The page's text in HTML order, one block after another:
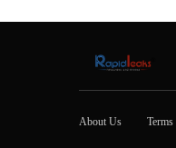
About Us